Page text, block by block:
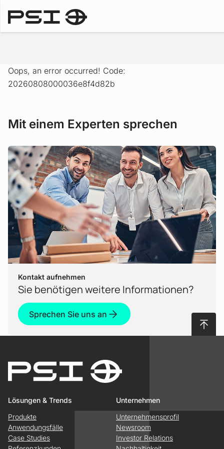
Oops, an error occurred! Code:
20260808000036e8f4d82b
Mit einem Experten sprechen
Kontakt aufnehmen
Sie benötigen weitere Informationen?
Sprechen Sie uns an
Lösungen & Trends
Produkte
Anwendungsfälle
Case Studies
Unternehmen
Unternehmensprofil
Newsroom
Investor Relations
Nach